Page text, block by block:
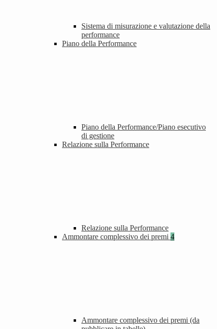
Sistema di misurazione e valutazione della
performance
Piano della Performance
Piano della Performance/Piano esecutivo
di gestione
Relazione sulla Performance
Relazione sulla Performance
Ammontare complessivo dei premi 4
Ammontare complessivo dei premi (da